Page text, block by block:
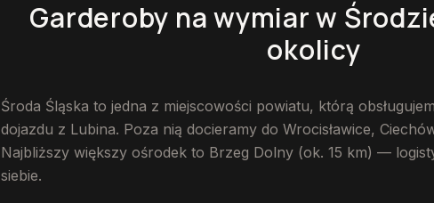
Garderoby na wymiar w
okolicy
Środa Śląska to jedna z miejscowości powiatu, którą
dojazdu z Lubina. Poza nią docieramy do Wrocisławice,
Najbliższy większy ośrodek to Brzeg Dolny (ok. 15 km) —
siebie.